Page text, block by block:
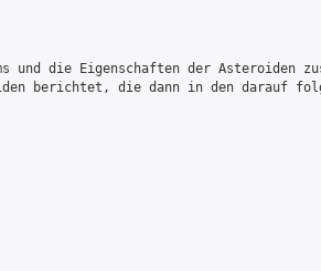
die Eigenschaften der
berichtet, die dann in den darauf